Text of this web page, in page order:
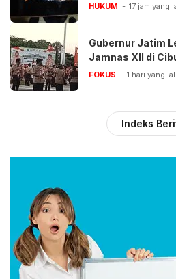
HUKUM 17 jam yang
Gubernur Jatim
Jamnas XII di
FOKUS 1 hari yang
Indeks